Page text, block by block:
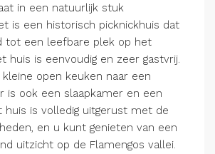
in een natuurlijk stuk
is een historisch picknickhuis dat
tot een leefbare plek op het
huis is eenvoudig en zeer gastvrij.
open keuken naar een
is ook een slaapkamer en een
huis is volledig uitgerust met de
en u kunt genieten van een
uitzicht op de Flamengos vallei.